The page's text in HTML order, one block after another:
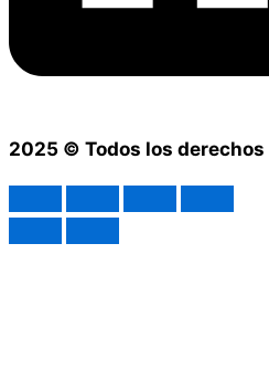
2025 © Todos los